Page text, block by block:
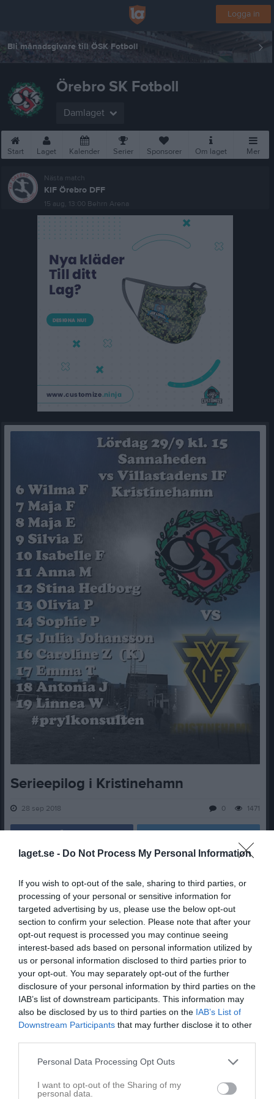
laget.se - Do Not Process My Personal Information
If you wish to opt-out of the sale, sharing to third parties, or
processing of your personal or sensitive information for
targeted advertising by us, please use the below opt-out
section to confirm your selection. Please note that after your
opt-out request is processed you may continue seeing
interest-based ads based on personal information utilized by
us or personal information disclosed to third parties prior to
your opt-out. You may separately opt-out of the further
disclosure of your personal information by third parties on the
IAB’s list of downstream participants. This information may
also be disclosed by us to third parties on the IAB’s List of
Downstream Participants that may further disclose it to other
Personal Data Processing Opt Outs
I want to opt-out of the Sharing of my
personal data.
Logga in
Bli månadsgivare till ÖSK Fotboll
Örebro SK Fotboll
Damlaget
Start Laget Kalender Serier Sponsorer Om laget Mer
Nästa match
KIF Örebro DFF
15 aug, 13:00 Behrn Arena
Serieepilog i Kristinehamn
28 sep 2018 1471
0
spela då vi redan för tre veckor sedan blev klara för div. 1efter
vinst motHertzöga. Sedan helgen efter, för fjorton dagar sedan
säkrade vi också seriesegerniSmedjebackenmed guldhattar
och allt. Men efter det?
Ja då hände ju egentligen ingenting eftersom vi stod över den
omgången. Konstig känsla! Men i varje fall dags för match igen.
Denna gång motVillastadens IFfrån Kristinehamn som till årets
seriespel fick en friplats i div. 2 efter det att Torsby som skulle
spelat i vår serie fick en friplats i div. 1, vilket dom borde ångra!
Villastaden har gjort det helt OK i år. De har spelat sig till fortsatt
div. 2-spel även 2019 och de var ett lag vi hade problem med i
våras hemma på #GPPIP
. Vi vann dock matchen med 2-1 efter
Till morgondagens match är vi lite åderlåtna rent spelarmässigt